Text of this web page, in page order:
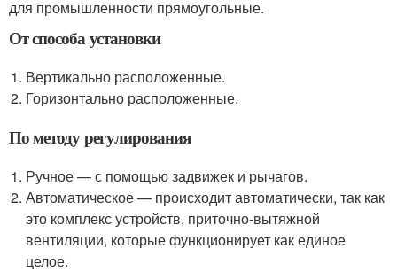
для промышленности прямоугольные.
От способа установки
Вертикально расположенные.
Горизонтально расположенные.
По методу регулирования
Ручное — с помощью задвижек и рычагов.
Автоматическое — происходит автоматически, так как
это комплекс устройств, приточно-вытяжной
вентиляции, которые функционирует как единое
целое.